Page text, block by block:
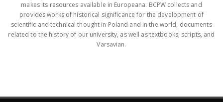
makes its resources available in Europeana. BCPW collects and
provides works of historical significance for the development of
scientific and technical thought in Poland and in the world, documents
related to the history of our university, as well as textbooks, scripts, and
Varsavian.